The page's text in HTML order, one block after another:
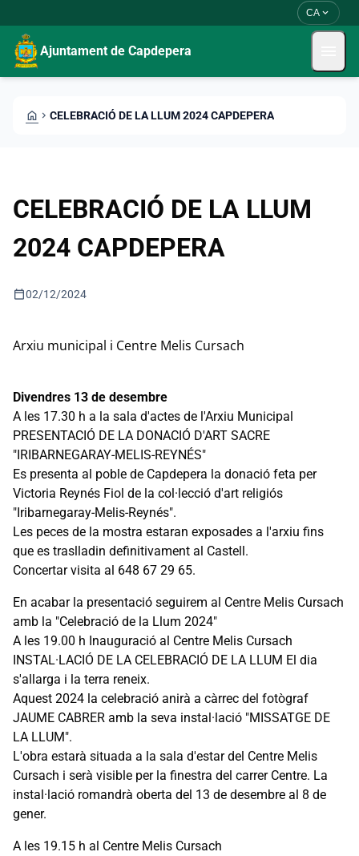
CA expand_more
Ajuntament de Capdepera
HOME CHEVRON_RIGHT CELEBRACIÓ DE LA LLUM 2024 CAPDEPERA
CELEBRACIÓ DE LA LLUM
2024 CAPDEPERA
calendar_today02/12/2024
Arxiu municipal i Centre Melis Cursach
Divendres 13 de desembre
A les 17.30 h a la sala d'actes de l'Arxiu Municipal
PRESENTACIÓ DE LA DONACIÓ D'ART SACRE
"IRIBARNEGARAY-MELIS-REYNÉS"
Es presenta al poble de Capdepera la donació feta per
Victoria Reynés Fiol de la col·lecció d'art religiós
"Iribarnegaray-Melis-Reynés".
Les peces de la mostra estaran exposades a l'arxiu fins
que es traslladin definitivament al Castell.
Concertar visita al 648 67 29 65.
En acabar la presentació seguirem al Centre Melis Cursach
amb la "Celebració de la Llum 2024"
A les 19.00 h Inauguració al Centre Melis Cursach
INSTAL·LACIÓ DE LA CELEBRACIÓ DE LA LLUM El dia
s'allarga i la terra reneix.
Aquest 2024 la celebració anirà a càrrec del fotògraf
JAUME CABRER amb la seva instal·lació "MISSATGE DE
LA LLUM".
L'obra estarà situada a la sala d'estar del Centre Melis
Cursach i serà visible per la finestra del carrer Centre. La
instal·lació romandrà oberta del 13 de desembre al 8 de
gener.
A les 19.15 h al Centre Melis Cursach